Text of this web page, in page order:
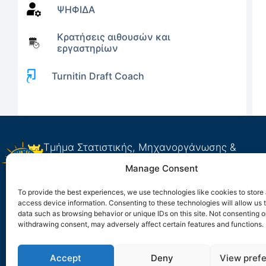
Manage Consent
To provide the best experiences, we use technologies like cookies to store
access device information. Consenting to these technologies will allow us
data such as browsing behavior or unique IDs on this site. Not consenting
withdrawing consent, may adversely affect certain features and functions.
Accept Deny View
ΨΗΦΙΔΑ
Κρατήσεις αιθουσών και
εργαστηρίων
Turnitin Draft Coach
Τμήμα Στατιστικής, Μηχανοργάνωσης &
Πανεπιστήμιο Μακεδονίας
Εγνατία 156, 546 36, Θεσσαλονίκη, Ελλάδα